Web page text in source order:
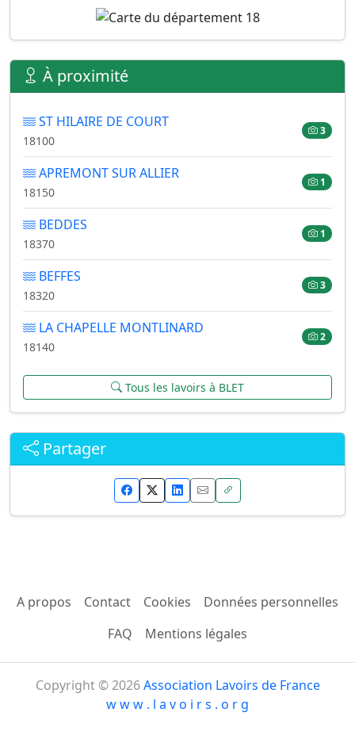
À proximité
ST HILAIRE DE COURT
18100
3
APREMONT SUR ALLIER
18150
1
BEDDES
18370
1
BEFFES
18320
3
LA CHAPELLE MONTLINARD
18140
2
Tous les lavoirs à BLET
Partager
A propos Contact Cookies
Données personnelles
FAQ
Mentions légales
Copyright © 2026Association Lavoirs de France
w w w . l a v o i r s . o r g